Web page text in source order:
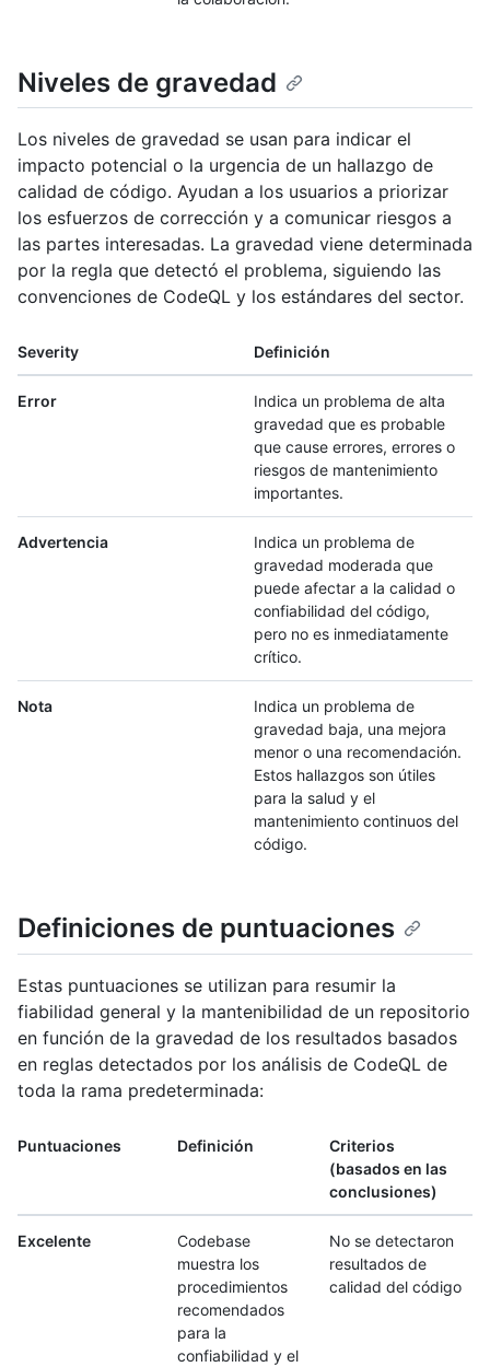
Niveles de gravedad
Los niveles de gravedad se usan para indicar el
impacto potencial o la urgencia de un hallazgo de
calidad de código. Ayudan a los usuarios a priorizar
los esfuerzos de corrección y a comunicar riesgos a
las partes interesadas. La gravedad viene determinada
por la regla que detectó el problema, siguiendo las
convenciones de CodeQL y los estándares del sector.
Severity Definición
Error
Indica un problema de alta
gravedad que es probable
que cause errores, errores o
riesgos de mantenimiento
importantes.
Advertencia
Indica un problema de
gravedad moderada que
puede afectar a la calidad o
confiabilidad del código,
pero no es inmediatamente
crítico.
Nota
Indica un problema de
gravedad baja, una mejora
menor o una recomendación.
Estos hallazgos son útiles
para la salud y el
mantenimiento continuos del
código.
Definiciones de puntuaciones
Estas puntuaciones se utilizan para resumir la
fiabilidad general y la mantenibilidad de un repositorio
en función de la gravedad de los resultados basados
en reglas detectados por los análisis de CodeQL de
toda la rama predeterminada:
Puntuaciones Definición
Criterios
(basados en las
conclusiones)
Excelente
Codebase
muestra los
procedimientos
recomendados
para la
confiabilidad y el
No se detectaron
resultados de
calidad del código